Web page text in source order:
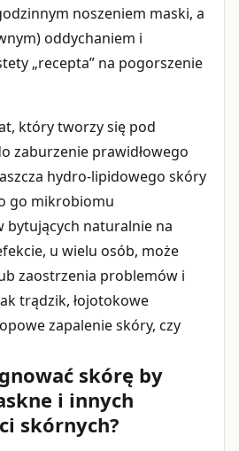
noszeniem maski, a
oddychaniem i
„recepta” na pogorszenie
który tworzy się pod
zaburzenie prawidłowego
hydro-lipidowego skóry
go mikrobiomu
naturalnie na
u wielu osób, może
zaostrzenia problemów i
trądzik, łojotokowe
zapalenie skóry, czy
skórę by
i innych
skórnych?